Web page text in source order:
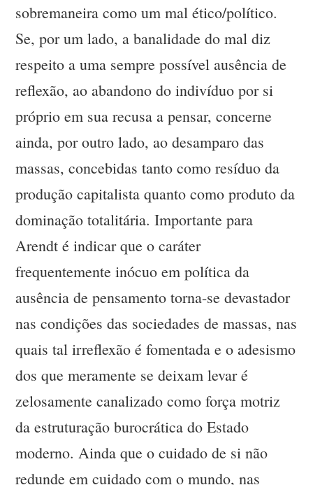
sobremaneira como um mal ético/político.
Se, por um lado, a banalidade do mal diz
respeito a uma sempre possível ausência de
reflexão, ao abandono do indivíduo por si
próprio em sua recusa a pensar, concerne
ainda, por outro lado, ao desamparo das
massas, concebidas tanto como resíduo da
produção capitalista quanto como produto da
dominação totalitária. Importante para
Arendt é indicar que o caráter
frequentemente inócuo em política da
ausência de pensamento torna-se devastador
nas condições das sociedades de massas, nas
quais tal irreflexão é fomentada e o adesismo
dos que meramente se deixam levar é
zelosamente canalizado como força motriz
da estruturação burocrática do Estado
moderno. Ainda que o cuidado de si não
redunde em cuidado com o mundo, nas